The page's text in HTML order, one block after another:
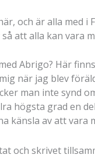
och är alla med
att alla kan vara
Abrigo? Här
när jag blev
man inte synd
högsta grad en
känsla av att vara
och skrivet